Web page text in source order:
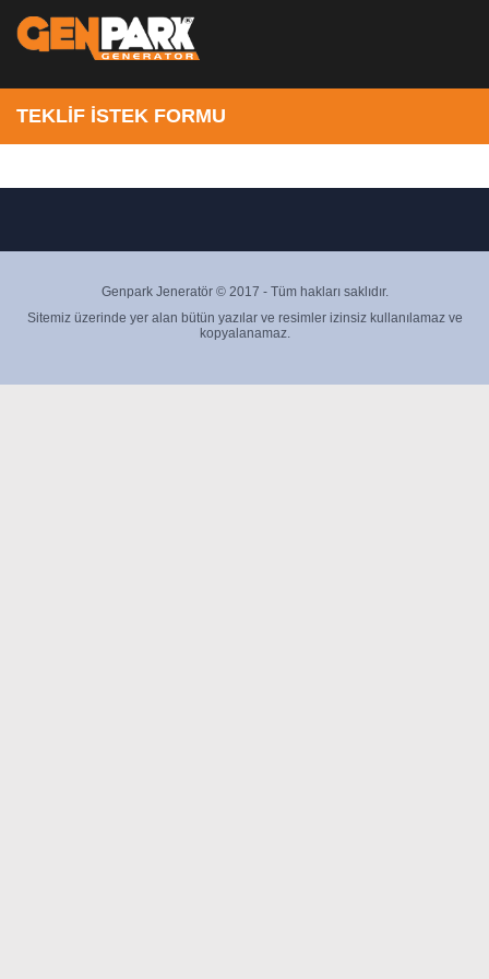
TEKLİF İSTEK FORMU
Genpark Jeneratör © 2017 - Tüm hakları saklıdır.
Sitemiz üzerinde yer alan bütün yazılar ve resimler izinsiz kullanılamaz ve
kopyalanamaz.